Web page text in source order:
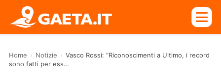
Home › Notizie › Vasco Rossi: “Riconoscimenti a Ultimo, i record
sono fatti per ess…